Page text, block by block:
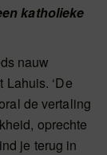
katholieke
nauw
Lahuis. ‘De
de vertaling
oprechte
je terug in